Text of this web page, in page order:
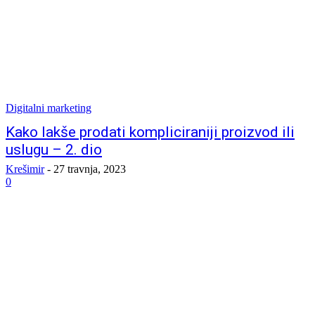
Digitalni marketing
Kako lakše prodati kompliciraniji proizvod ili
uslugu – 2. dio
Krešimir - 27 travnja, 2023
0